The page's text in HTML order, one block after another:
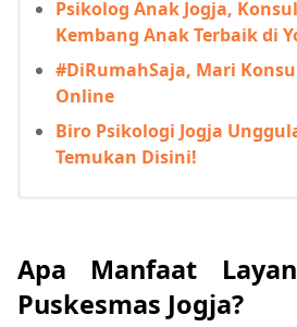
Psikolog Anak Jogja,
Kembang Anak Terbaik di
#DiRumahSaja, Mari
Online
Biro Psikologi Jogja
Temukan Disini!
Apa Manfaat
Puskesmas Jogja?